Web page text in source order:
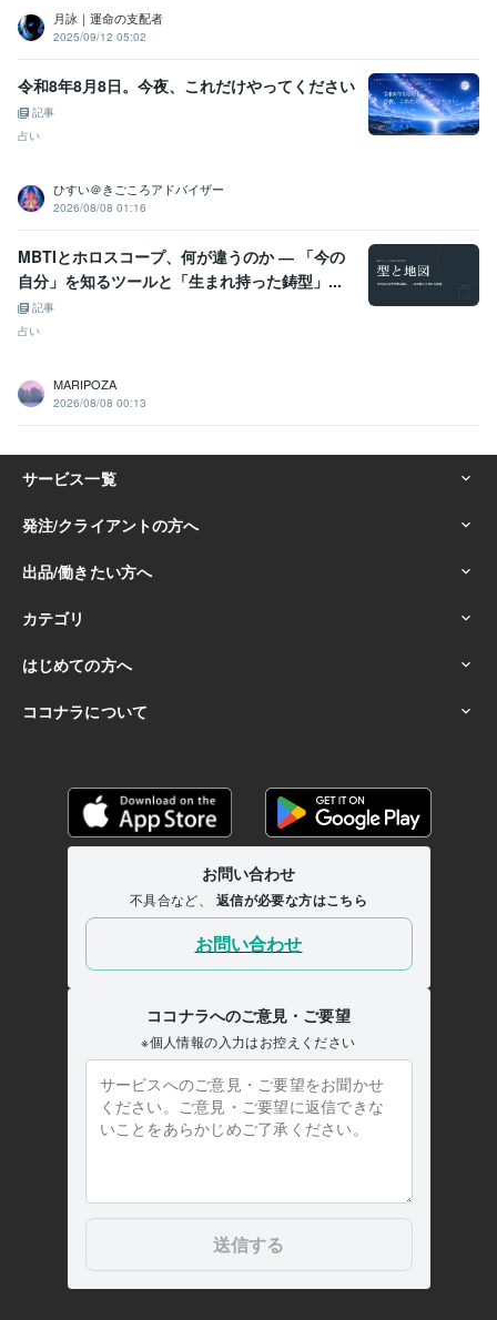
月詠｜運命の支配者
2025/09/12 05:02
令和8年8月8日。今夜、これだけやってください
記事
占い
ひすい＠きごころアドバイザー
2026/08/08 01:16
MBTIとホロスコープ、何が違うのか ― 「今の
自分」を知るツールと「生まれ持った鋳型」...
記事
占い
MARIPOZA
2026/08/08 00:13